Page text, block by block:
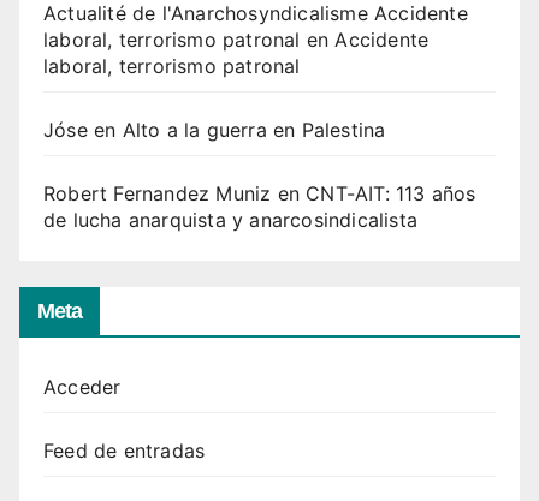
Actualité de l'Anarchosyndicalisme Accidente
laboral, terrorismo patronal enAccidente
laboral, terrorismo patronal
Jóseen Alto a la guerra en Palestina
Robert Fernandez Muniz en CNT-AIT: 113 años
de lucha anarquista y anarcosindicalista
Meta
Acceder
Feed de entradas